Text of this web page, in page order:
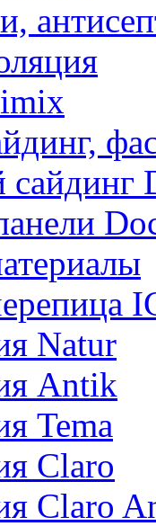
Natur
Antik
Tema
Claro
Claro